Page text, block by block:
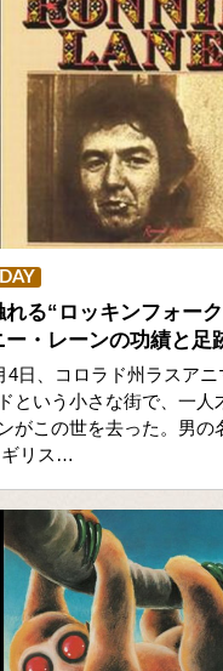
れる“ロッキンフォー
ー・レーンの功績と足
4日、コロラド州ラスアニ
という小さな街で、一人
がこの世を去った。男の
ギリス…